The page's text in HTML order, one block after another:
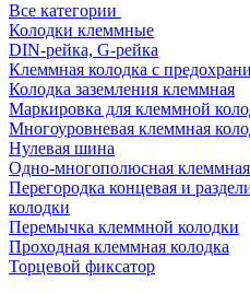
Все категории
Колодки клеммные
DIN-рейка, G-рейка
Клеммная колодка с
Колодка заземления клеммная
Маркировка для клеммной
Многоуровневая клеммная
Нулевая шина
Одно-многополюсная клеммная
Перегородка концевая и
колодки
Перемычка клеммной колодки
Проходная клеммная колодка
Торцевой фиксатор